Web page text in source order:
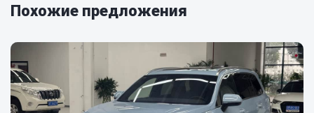
Похожие предложения